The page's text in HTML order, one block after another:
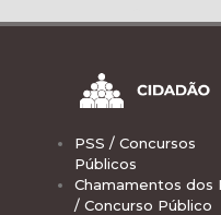
PSS / Concursos
Públicos
Chamamentos dos
/ Concurso Público